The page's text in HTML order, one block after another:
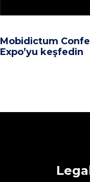
Mobidictum
Expo’yu keşfedin